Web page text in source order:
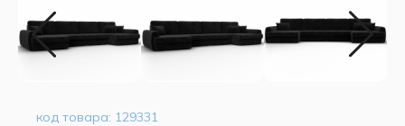
код товара: 129331